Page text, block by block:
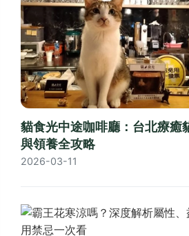
貓食光中途咖啡廳：台北療癒
與領養全攻略
2026-03-11